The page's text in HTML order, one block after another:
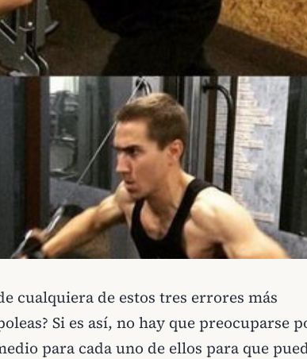
cualquiera de estos tres errores más
Si es así, no hay que preocuparse
para cada uno de ellos para que